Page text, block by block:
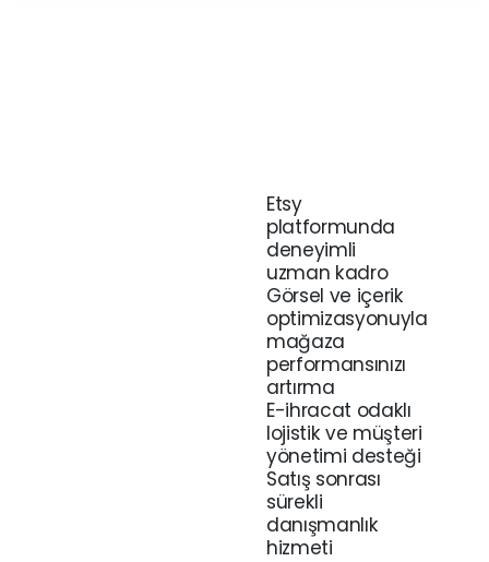
Etsy
platformunda
deneyimli
uzman kadro
Görsel ve içerik
optimizasyonuyla
mağaza
performansınızı
artırma
E-ihracat odaklı
lojistik ve müşteri
yönetimi desteği
Satış sonrası
sürekli
danışmanlık
hizmeti